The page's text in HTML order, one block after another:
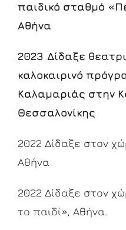
παιδικό σταθμό
Αθήνα
2023 Δίδαξε
καλοκαιρινό
Καλαμαριάς στην
Θεσσαλονίκης
2022 Δίδαξε στον
Αθήνα
2022 Δίδαξε στον
το παιδί», Αθήνα.